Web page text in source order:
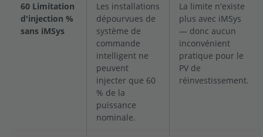
60 Limitation
d'injection %
sans iMSys
Les installations
dépourvues de
système de
commande
intelligent ne
peuvent
injecter que 60
% de la
puissance
nominale.
La limite n'existe
plus avec iMSys
— donc aucun
inconvénient
pratique pour le
PV de
réinvestissement.